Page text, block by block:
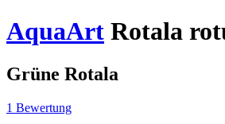
AquaArt Rotala
Grüne Rotala
1 Bewertung